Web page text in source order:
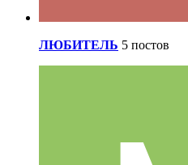
ЛЮБИТЕЛЬ 5 постов